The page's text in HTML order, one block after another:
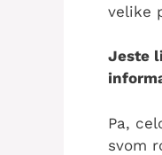
velike
Jeste
Pa,
svom